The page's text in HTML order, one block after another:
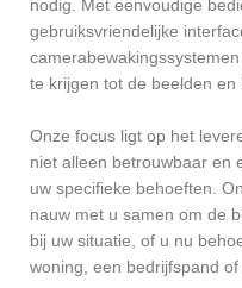
nodig. Met eenvoudige
gebruiksvriendelijke
te krijgen tot de beelden en
Onze focus ligt op het
niet alleen betrouwbaar en
uw specifieke behoeften.
nauw met u samen om de
bij uw situatie, of u nu
woning, een bedrijfspand of